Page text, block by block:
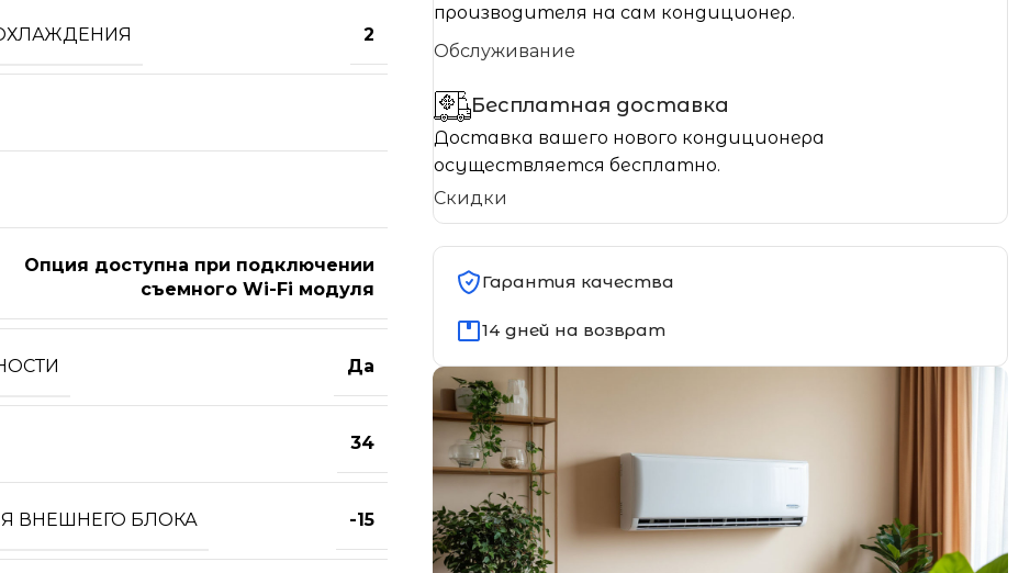
2
Опция доступна при подключении
съемного Wi-Fi модуля
Да
34
ВНЕШНЕГО БЛОКА -15
производителя на сам кондиционер.
Обслуживание
Бесплатная доставка
Доставка вашего нового кондиционера
осуществляется бесплатно.
Скидки
Гарантия качества
14 дней на возврат